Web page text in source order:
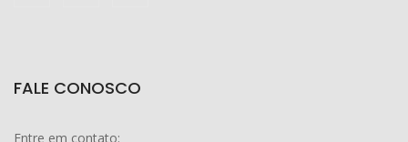
FALE CONOSCO
Entre em contato: